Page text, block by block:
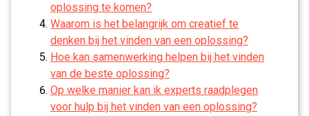
oplossing te komen?
Waarom is het belangrijk om creatief te
denken bij het vinden van een oplossing?
Hoe kan samenwerking helpen bij het vinden
van de beste oplossing?
Op welke manier kan ik experts raadplegen
voor hulp bij het vinden van een oplossing?